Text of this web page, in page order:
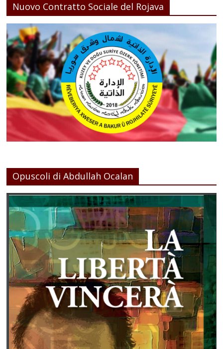
Nuovo Contratto Sociale del Rojava
Opuscoli di Abdullah Ocalan